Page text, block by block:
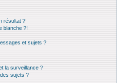
résultat ?
blanche ?!
et sujets ?
la surveillance ?
sujets ?